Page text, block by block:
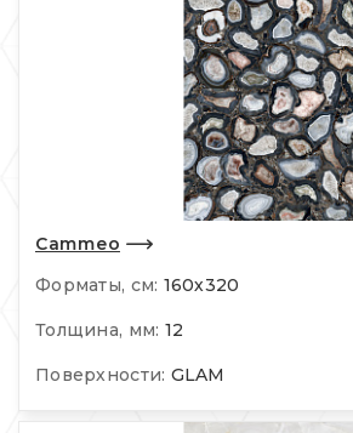
Cammeo
Форматы, см: 160х320
Толщина, мм: 12
Поверхности: GLAM